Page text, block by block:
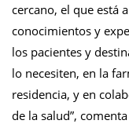
cercano, el que está
conocimientos y
los pacientes y
lo necesiten, en la
residencia, y en
de la salud”,